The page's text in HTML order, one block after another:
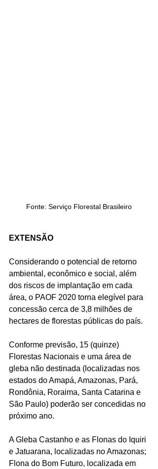
Fonte: Serviço Florestal Brasileiro
EXTENSÃO
Considerando o potencial de retorno
ambiental, econômico e social, além
dos riscos de implantação em cada
área, o PAOF 2020 torna elegível para
concessão cerca de 3,8 milhões de
hectares de florestas públicas do país.
Conforme previsão, 15 (quinze)
Florestas Nacionais e uma área de
gleba não destinada (localizadas nos
estados do Amapá, Amazonas, Pará,
Rondônia, Roraima, Santa Catarina e
São Paulo) poderão ser concedidas no
próximo ano.
A Gleba Castanho e as Flonas do Iquiri
e Jatuarana, localizadas no Amazonas;
Flona do Bom Futuro, localizada em